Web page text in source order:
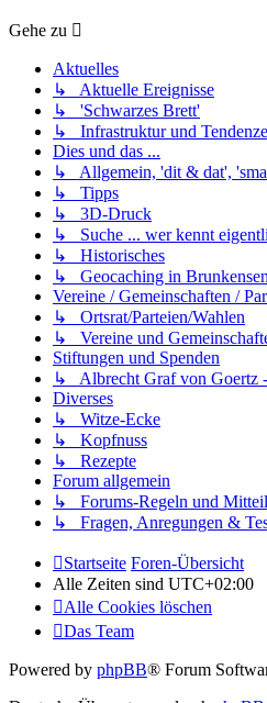
Gehe zu
Aktuelles
↳ Aktuelle Ereignisse
↳ 'Schwarzes Brett'
↳ Infrastruktur und
Dies und das ...
↳ Allgemein, 'dit & dat',
↳ Tipps
↳ 3D-Druck
↳ Suche ... wer kennt
↳ Historisches
↳ Geocaching in Brunkensen
Vereine / Gemeinschaften /
↳ Ortsrat/Parteien/Wahlen
↳ Vereine und
Stiftungen und Spenden
↳ Albrecht Graf von Goertz
Diverses
↳ Witze-Ecke
↳ Kopfnuss
↳ Rezepte
Forum allgemein
↳ Forums-Regeln und
↳ Fragen, Anregungen &
Startseite Foren-Übersicht
Alle Zeiten sind UTC+02:00
Alle Cookies löschen
Das Team
Powered by phpBB® Forum